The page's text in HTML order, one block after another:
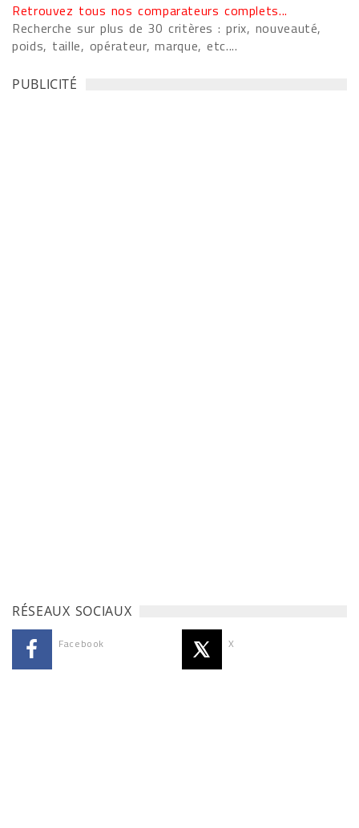
Retrouvez tous nos comparateurs complets...
Recherche sur plus de 30 critères : prix, nouveauté,
poids, taille, opérateur, marque, etc....
PUBLICITÉ
RÉSEAUX SOCIAUX
Facebook X